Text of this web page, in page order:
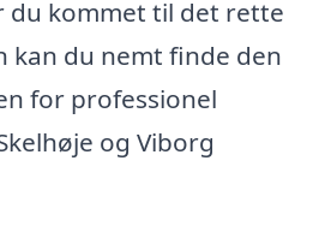
du kommet til det rette
kan du nemt finde den
for professionel
og Viborg